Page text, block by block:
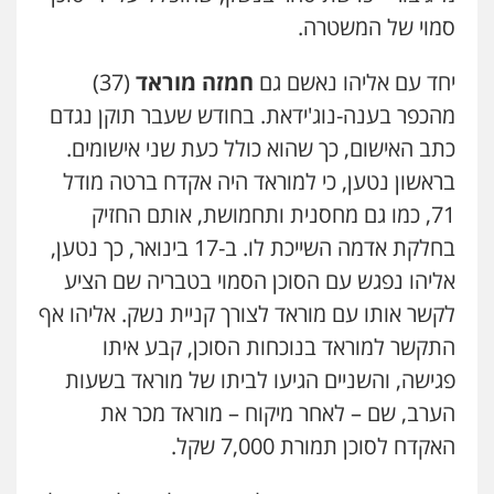
סמוי של המשטרה.
יחד עם אליהו נאשם גם חמזה מוראד
(37)
מהכפר בענה-נוג'ידאת. בחודש שעבר תוקן נגדם
כתב האישום, כך שהוא כולל כעת שני אישומים.
בראשון נטען, כי למוראד היה אקדח ברטה מודל
71, כמו גם מחסנית ותחמושת, אותם החזיק
בחלקת אדמה השייכת לו. ב-17 בינואר, כך נטען,
אליהו נפגש עם הסוכן הסמוי בטבריה שם הציע
לקשר אותו עם מוראד לצורך קניית נשק. אליהו אף
התקשר למוראד בנוכחות הסוכן, קבע איתו
פגישה, והשניים הגיעו לביתו של מוראד בשעות
הערב, שם – לאחר מיקוח – מוראד מכר את
האקדח לסוכן תמורת 7,000 שקל.